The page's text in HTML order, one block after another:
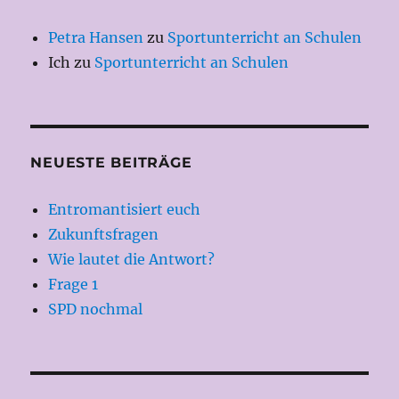
Petra Hansen zu Sportunterricht an Schulen
Ich zu Sportunterricht an Schulen
NEUESTE BEITRÄGE
Entromantisiert euch
Zukunftsfragen
Wie lautet die Antwort?
Frage 1
SPD nochmal